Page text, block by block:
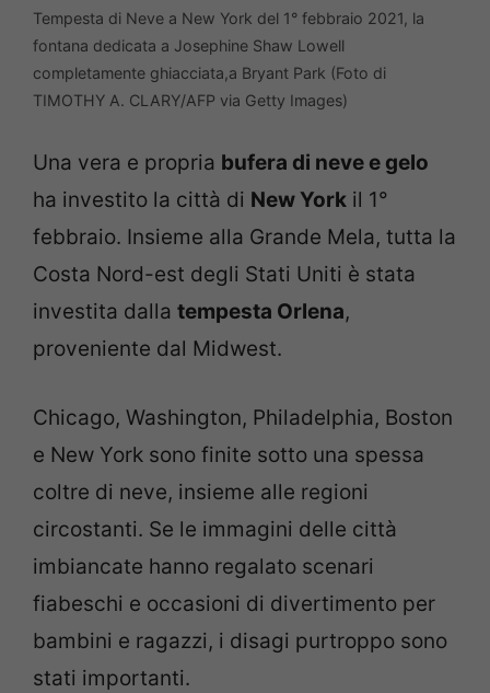
Tempesta di Neve a New York del 1° febbraio 2021, la
fontana dedicata a Josephine Shaw Lowell
completamente ghiacciata,a Bryant Park (Foto di
TIMOTHY A. CLARY/AFP via Getty Images)
Una vera e propria bufera di neve e gelo
ha investito la città di New York il 1°
febbraio. Insieme alla Grande Mela, tutta la
Costa Nord-est degli Stati Uniti è stata
investita dalla tempesta Orlena,
proveniente dal Midwest.
Chicago, Washington, Philadelphia, Boston
e New York sono finite sotto una spessa
coltre di neve, insieme alle regioni
circostanti. Se le immagini delle città
imbiancate hanno regalato scenari
fiabeschi e occasioni di divertimento per
bambini e ragazzi, i disagi purtroppo sono
stati importanti.